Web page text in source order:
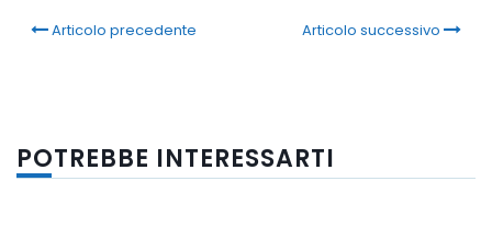
Articolo precedente Articolo successivo
POTREBBE INTERESSARTI